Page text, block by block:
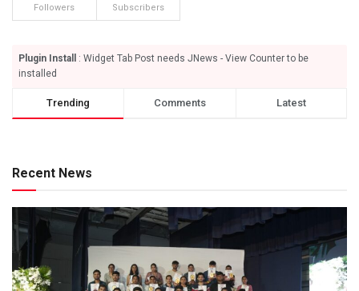
Followers Subscribers
Plugin Install
: Widget Tab Post needs JNews - View Counter to be
installed
Trending Comments Latest
Recent News